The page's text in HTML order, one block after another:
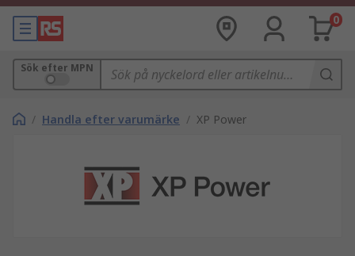
0
Sök efter MPN
/ Handla efter varumärke / XP Power